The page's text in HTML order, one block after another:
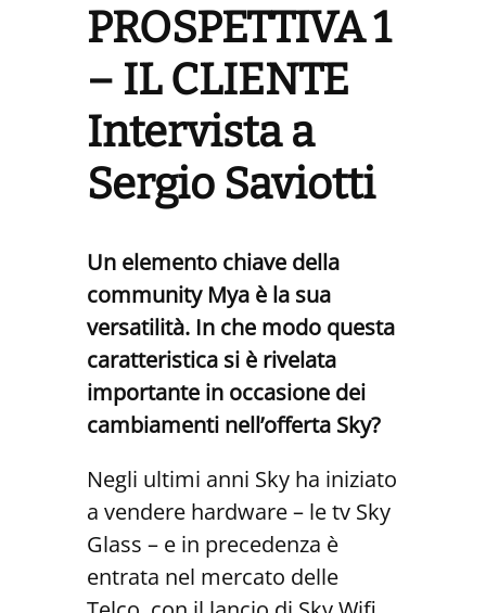
PROSPETTIVA 1
– IL CLIENTE
Intervista a
Sergio Saviotti
Un elemento chiave della
community Mya è la sua
versatilità. In che modo questa
caratteristica si è rivelata
importante in occasione dei
cambiamenti nell’offerta Sky?
Negli ultimi anni Sky ha iniziato
a vendere hardware – le tv Sky
Glass – e in precedenza è
entrata nel mercato delle